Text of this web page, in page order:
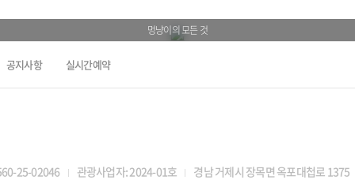
멍냥이의 모든 것
공지사항 실시간예약
25-02046 관광사업자: 2024-01호 경남 거제시 장목면 옥포대첩로 1375